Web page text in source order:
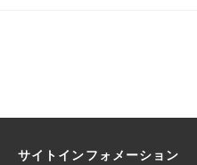
サイトインフォメーション